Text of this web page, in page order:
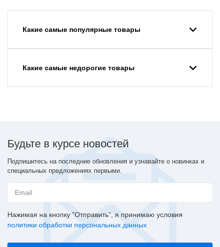
Какие самые популярные товары
Какие самые недорогие товары
Будьте в курсе новостей
Подпишитесь на последние обновления и узнавайте о новинках и
специальных предложениях первыми.
Нажимая на кнопку "Отправить", я принимаю условия
политики обработки персональных данных